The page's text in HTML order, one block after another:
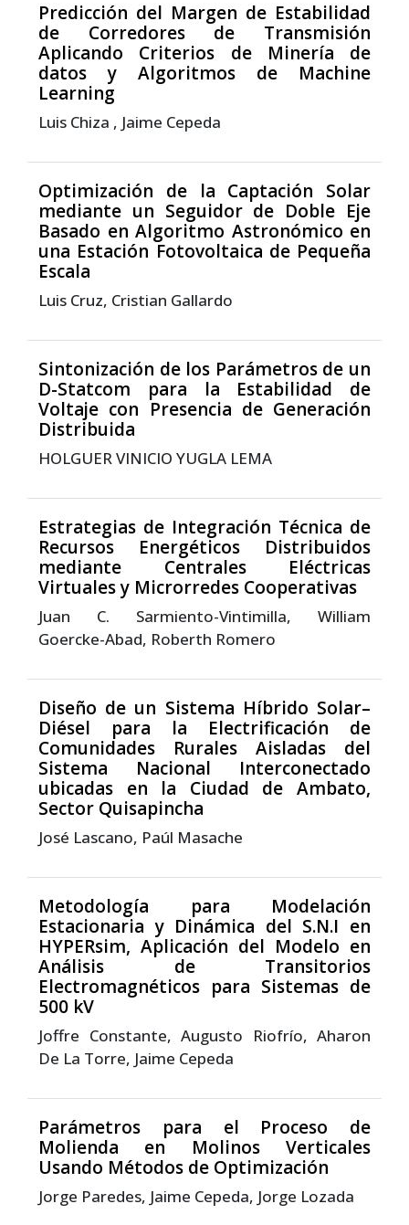
Predicción del Margen de Estabilidad
de Corredores de Transmisión
Aplicando Criterios de Minería de
datos y Algoritmos de Machine
Learning
Luis Chiza , Jaime Cepeda
Optimización de la Captación Solar
mediante un Seguidor de Doble Eje
Basado en Algoritmo Astronómico en
una Estación Fotovoltaica de Pequeña
Escala
Luis Cruz, Cristian Gallardo
Sintonización de los Parámetros de un
D-Statcom para la Estabilidad de
Voltaje con Presencia de Generación
Distribuida
HOLGUER VINICIO YUGLA LEMA
Estrategias de Integración Técnica de
Recursos Energéticos Distribuidos
mediante Centrales Eléctricas
Virtuales y Microrredes Cooperativas
Juan C. Sarmiento-Vintimilla, William
Goercke-Abad, Roberth Romero
Diseño de un Sistema Híbrido Solar–
Diésel para la Electrificación de
Comunidades Rurales Aisladas del
Sistema Nacional Interconectado
ubicadas en la Ciudad de Ambato,
Sector Quisapincha
José Lascano, Paúl Masache
Metodología para Modelación
Estacionaria y Dinámica del S.N.I en
HYPERsim, Aplicación del Modelo en
Análisis de Transitorios
Electromagnéticos para Sistemas de
500 kV
Joffre Constante, Augusto Riofrío, Aharon
De La Torre, Jaime Cepeda
Parámetros para el Proceso de
Molienda en Molinos Verticales
Usando Métodos de Optimización
Jorge Paredes, Jaime Cepeda, Jorge Lozada